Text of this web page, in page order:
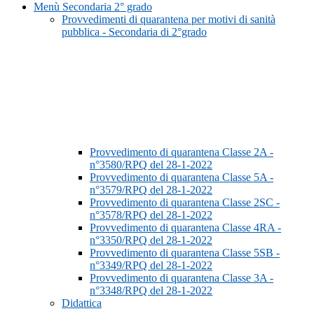
Menù Secondaria 2° grado
Provvedimenti di quarantena per motivi di sanità
pubblica - Secondaria di 2°grado
Provvedimento di quarantena Classe 2A -
n°3580/RPQ del 28-1-2022
Provvedimento di quarantena Classe 5A -
n°3579/RPQ del 28-1-2022
Provvedimento di quarantena Classe 2SC -
n°3578/RPQ del 28-1-2022
Provvedimento di quarantena Classe 4RA -
n°3350/RPQ del 28-1-2022
Provvedimento di quarantena Classe 5SB -
n°3349/RPQ del 28-1-2022
Provvedimento di quarantena Classe 3A -
n°3348/RPQ del 28-1-2022
Didattica